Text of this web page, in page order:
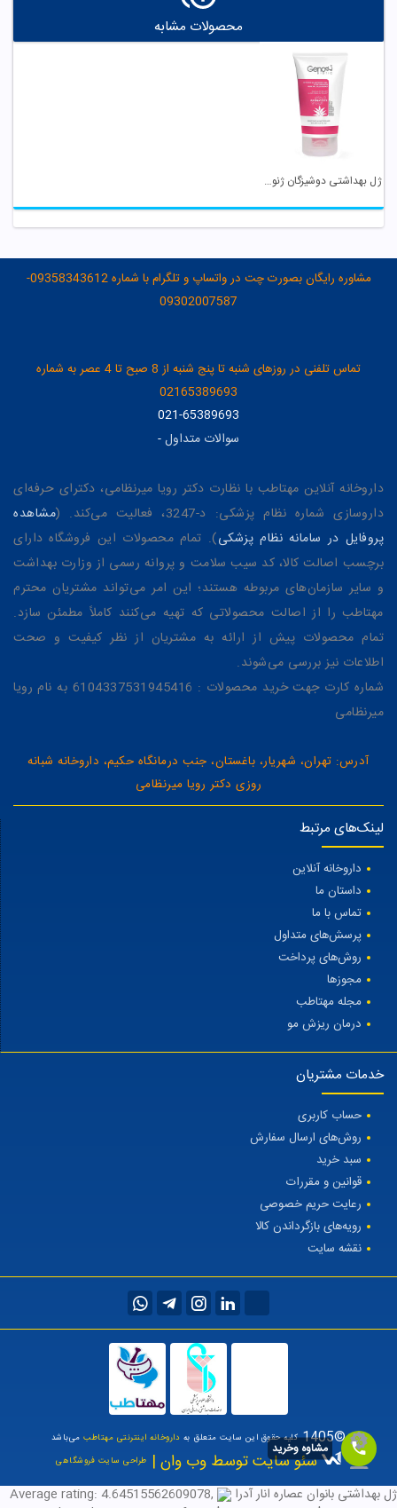
محصولات مشابه
ژل بهداشتی دوشیزگان ژنوبایوتیک
مشاوره رایگان بصورت چت در واتساپ و تلگرام با شماره 09358343612-
09302007587
تماس تلفنی در روزهای شنبه تا پنج شنبه از 8 صبح تا 4 عصر به شماره
02165389693
021-65389693
سوالات متداول-
داروخانه آنلاین مهتاطب با نظارت دکتر رویا میرنظامی، دکترای حرفه‌ای
داروسازی شماره نظام پزشکی: د-3247، فعالیت می‌کند. (
مشاهده
پروفایل در سامانه نظام پزشکی). تمام محصولات این فروشگاه دارای
برچسب اصالت کالا، کد سیب سلامت و پروانه رسمی از وزارت بهداشت
و سایر سازمان‌های مربوطه هستند؛ این امر می‌تواند مشتریان محترم
مهتاطب را از اصالت محصولاتی که تهیه می‌کنند کاملاً مطمئن سازد.
تمام محصولات پیش از ارائه به مشتریان از نظر کیفیت و صحت
اطلاعات نیز بررسی می‌شوند.
شماره کارت جهت خرید محصولات : 6104337531945416 به نام رویا
میرنظامی
آدرس: تهران، شهریار، باغستان، جنب درمانگاه حکیم، داروخانه شبانه
روزی دکتر رویا میرنظامی
لینک‌های مرتبط
داروخانه آنلاین
داستان ما
تماس با ما
پرسش‌های متداول
روش‌های پرداخت
مجوزها
مجله مهتاطب
درمان ریزش مو
خدمات مشتریان
حساب کاربری
روش‌های ارسال سفارش
سبد خرید
قوانین و مقررات
رعایت حریم خصوصی
رویه‌های بازگرداندن کالا
نقشه سایت
©1405 کلیه حقوق این سایت متعلق به داروخانه اینترنتی مهتاطبمی‌باشد
سئو سایت توسط وب وان | طراحی سایت فروشگاهی
ژل بهداشتی بانوان عصاره انار آدرا Average rating: 4.64515562609078,
مشاوه وخرید